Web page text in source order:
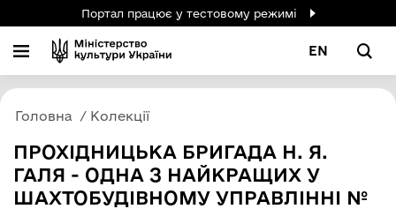
Портал працює у тестовому режимі
EN
Головна Колекції
ПРОХІДНИЦЬКА БРИГАДА Н. Я.
ГАЛЯ - ОДНА З НАЙКРАЩИХ У
ШАХТОБУДІВНОМУ УПРАВЛІННІ №